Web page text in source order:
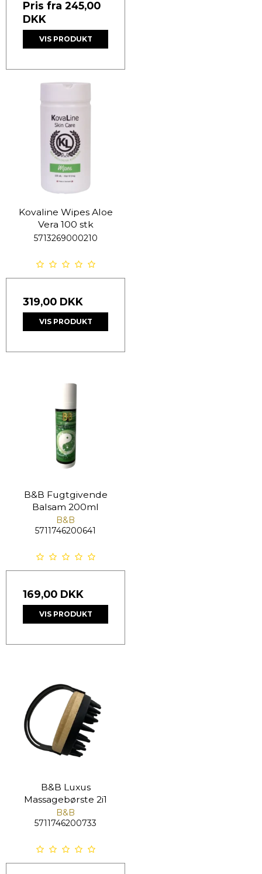
Pris fra 245,00
DKK
VIS PRODUKT
Kovaline Wipes Aloe
Vera 100 stk
5713269000210
319,00 DKK
VIS PRODUKT
B&B Fugtgivende
Balsam 200ml
B&B
5711746200641
169,00 DKK
VIS PRODUKT
B&B Luxus
Massagebørste 2i1
B&B
5711746200733